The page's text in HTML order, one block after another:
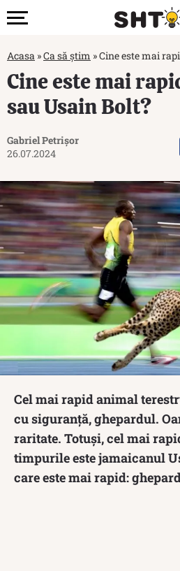
Acasa »Ca să știm »Cine este mai
Cine este mai
sau Usain Bolt?
Gabriel Petrișor
26.07.2024
Cel mai rapid animal
cu siguranță, ghepardul.
raritate. Totuși, cel mai
timpurile este jamaicanul
care este mai rapid: